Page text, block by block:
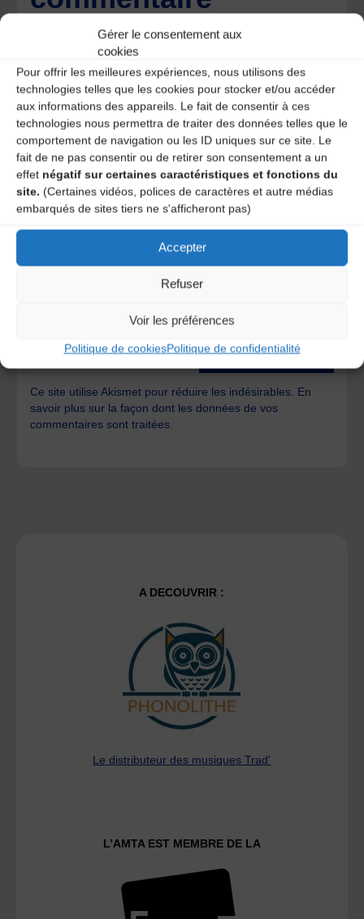
Gérer le consentement aux
cookies
Pour offrir les meilleures expériences, nous utilisons des
technologies telles que les cookies pour stocker et/ou accéder
aux informations des appareils. Le fait de consentir à ces
technologies nous permettra de traiter des données telles que le
comportement de navigation ou les ID uniques sur ce site. Le
fait de ne pas consentir ou de retirer son consentement a un
effet négatif sur certaines caractéristiques et fonctions du
site. (Certaines vidéos, polices de caractères et autre médias
embarqués de sites tiers ne s'afficheront pas)
Accepter
Refuser
Voir les préférences
Politique de cookiesPolitique de confidentialité
Votre adresse e-mail ne sera pas publiée.
obligatoires sont indiqués avec *
Save my name, email, and site URL in my browser for next
Ce site utilise Akismet pour réduire les indésirables. En
savoir plus sur la façon dont les données de vos
commentaires sont traitées.
A DECOUVRIR :
Le distributeur des musiques Trad'
L’AMTA EST MEMBRE DE LA